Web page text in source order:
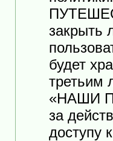
закрыть
будет
третьим
«НАШИ
за
доступу